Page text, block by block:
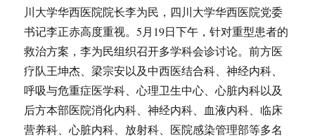
川大学华西医院院长李为民，四川大学华西医院党委
书记李正赤高度重视。5月19日下午，针对重型患者的
救治方案，李为民组织召开多学科会诊讨论。前方医
疗队王坤杰、梁宗安以及中西医结合科、神经内科、
呼吸与危重症医学科、心理卫生中心、心脏内科以及
后方本部医院消化内科、神经内科、血液内科、临床
营养科、心脏内科、放射科、医院感染管理部等多名